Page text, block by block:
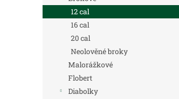
12 cal
16 cal
20 cal
Neolověné broky
Malorážkové
Flobert
Diabolky